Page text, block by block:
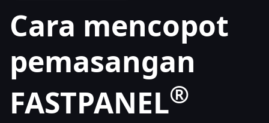
Cara mencopot
pemasangan
FASTPANEL®